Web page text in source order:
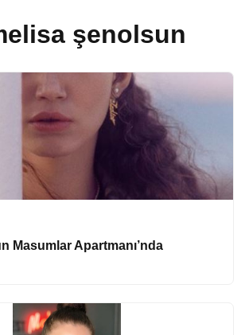
şenolsun
Masumlar Apartmanı’nda